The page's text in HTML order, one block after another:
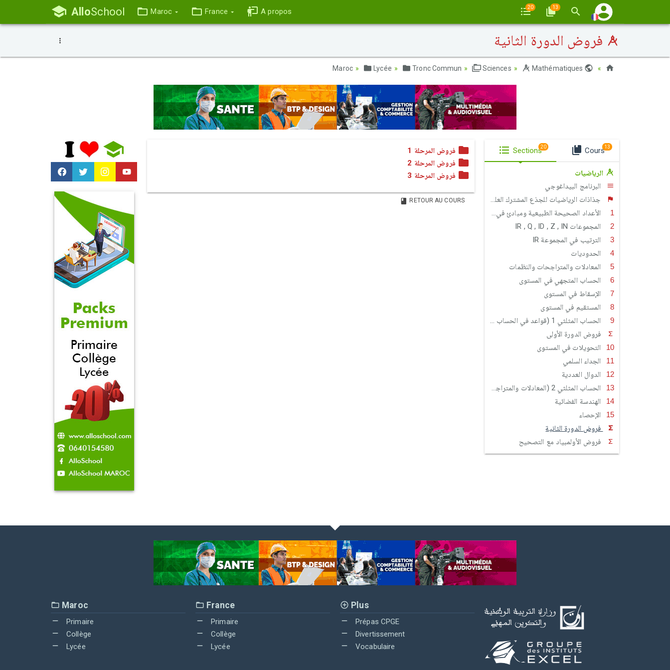
AlloSchool Maroc France A propos 20 13
فروض الدورة الثانية
Lycée Tronc Commun Sciences Mathématiques
فروض المرحلة 1
فروض المرحلة 2
فروض المرحلة 3
RETOUR AU COURS
Sections20 Cours13
الرياضيات
البرنامج البيداغوجي
جذاذات الرياضيات للجذع المشترك العلمي والتكنولوجي
الأعداد الصحيحة الطبيعية ومبادئ في الحسابيات
المجموعات IR , Q , ID , Z , IN
الترتيب في المجموعة IR
الحدوديات
المعادلات والمتراجحات والنظمات
الحساب المتجهي في المستوى
الإسقاط في المستوى
المستقيم في المستوى
الحساب المثلثي 1 (قواعد في الحساب المثلثي)
فروض الدورة الأولى
التحويلات في المستوى
الجداء السلمي
الدوال العددية
الحساب المثلثي 2 (المعادلات والمتراجحات المثلثية)
الهندسة الفضائية
الإحصاء
فروض الدورة الثانية
فروض الأولمبياد مع التصحيح
Maroc
Primaire
Collège
Lycée
France
Primaire
Collège
Lycée
Plus
Prépas CPGE
Divertissement
Vocabulaire